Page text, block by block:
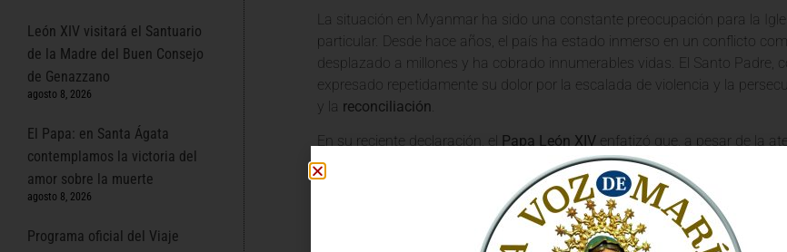
León XIV visitará el Santuario
de la Madre del Buen Consejo
de Genazzano
agosto 8, 2026
El Papa: en Santa Ágata
contemplamos la victoria del
amor sobre la muerte
agosto 8, 2026
Programa oficial del Viaje
La situación en Myanmar ha sido una constante preocupación para la
particular. Desde hace años, el país ha estado inmerso en un conflicto
desplazado a millones y ha cobrado innumerables vidas. El Santo Padre,
expresado repetidamente su dolor por la escalada de violencia y la
y la reconciliación
En su reciente declaración, el Papa León XIVenfatizó que, a pesar de la
sufrimiento de Myanmar
no debe ser relegado al olvido. La comunidad
actuar, no solo con palabras, sino conayuda humanitariaconcreta y